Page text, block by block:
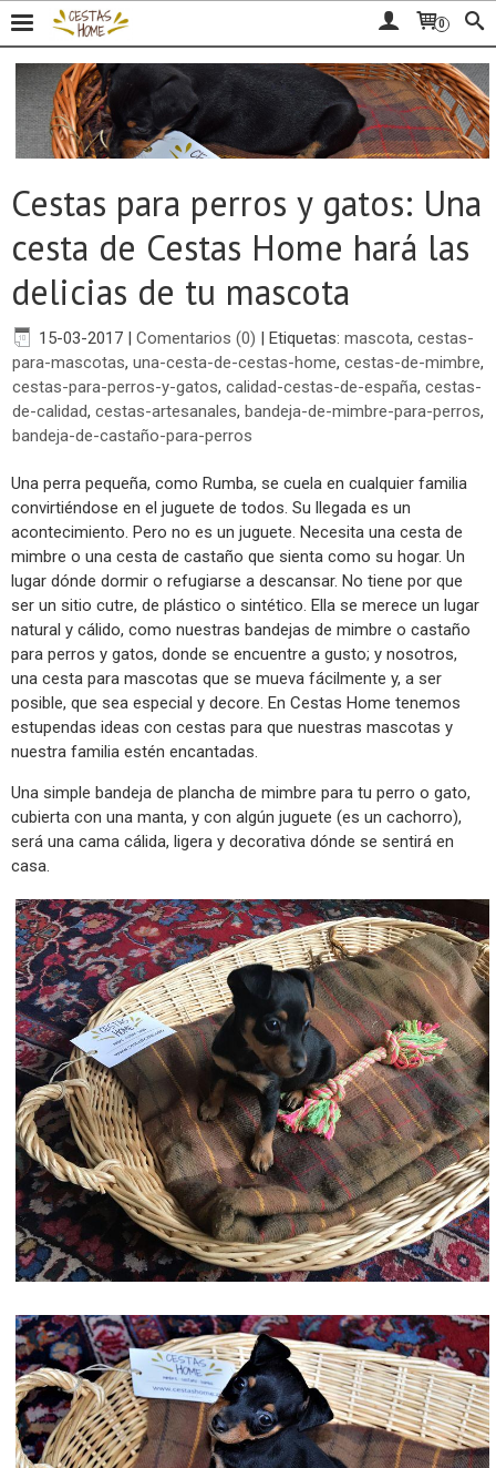
0
Cestas para perros y gatos: Una
cesta de Cestas Home hará las
delicias de tu mascota
15-03-2017 | Comentarios (0) | Etiquetas: mascota, cestas-
para-mascotas, una-cesta-de-cestas-home, cestas-de-mimbre,
cestas-para-perros-y-gatos, calidad-cestas-de-españa, cestas-
de-calidad, cestas-artesanales, bandeja-de-mimbre-para-perros,
bandeja-de-castaño-para-perros
Una perra pequeña, como Rumba, se cuela en cualquier familia
convirtiéndose en el juguete de todos. Su llegada es un
acontecimiento. Pero no es un juguete. Necesita una cesta de
mimbre o una cesta de castaño que sienta como su hogar. Un
lugar dónde dormir o refugiarse a descansar. No tiene por que
ser un sitio cutre, de plástico o sintético. Ella se merece un lugar
natural y cálido, como nuestras bandejas de mimbre o castaño
para perros y gatos, donde se encuentre a gusto; y nosotros,
una cesta para mascotas que se mueva fácilmente y, a ser
posible, que sea especial y decore. En Cestas Home tenemos
estupendas ideas con cestas para que nuestras mascotas y
nuestra familia estén encantadas.
Una simple bandeja de plancha de mimbre para tu perro o gato,
cubierta con una manta, y con algún juguete (es un cachorro),
será una cama cálida, ligera y decorativa dónde se sentirá en
casa.